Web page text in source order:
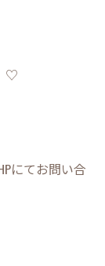
にてお問い合